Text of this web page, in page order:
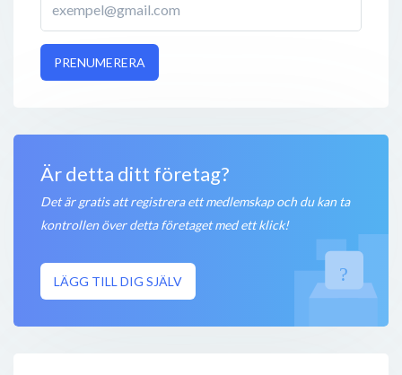
PRENUMERERA
Är detta ditt företag?
Det är gratis att registrera ett medlemskap och du kan ta
kontrollen över detta företaget med ett klick!
LÄGG TILL DIG SJÄLV